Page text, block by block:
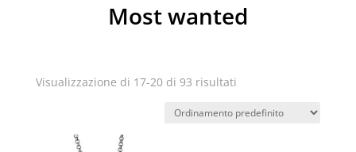
Most wanted
Visualizzazione di 17-20 di 93 risultati